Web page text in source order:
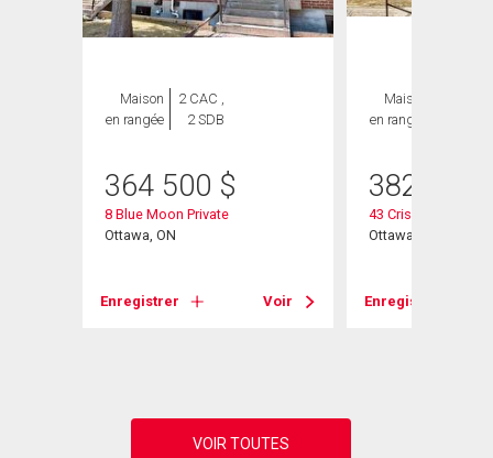
Maison
en rangée
2 CAC ,
2 SDB
364 500 $
8 Blue Moon Private
Ottawa, ON
Enregistrer Voir
Maison
en rangée
382 900
43 Crispin Private
Ottawa, ON
Enregistrer